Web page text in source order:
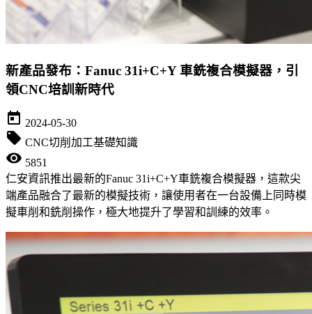
新產品發布：Fanuc 31i+C+Y 車銑複合模擬器，引
領CNC培訓新時代
today 2024-05-30
local_offer CNC切削加工基礎知識
visibility 5851
仁安資訊推出最新的Fanuc 31i+C+Y車銑複合模擬器，這款尖
端產品融合了最新的模擬技術，讓使用者在一台設備上同時模
擬車削和銑削操作，極大地提升了學習和訓練的效率。